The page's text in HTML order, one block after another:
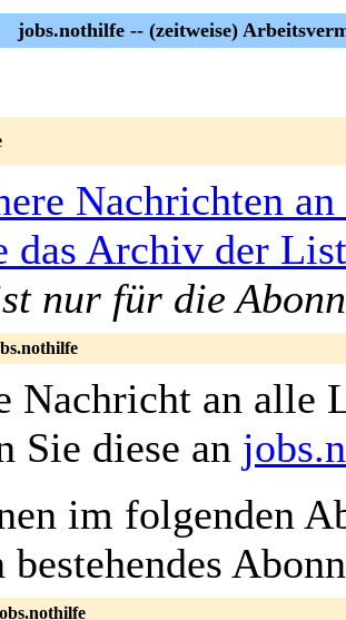
jobs.nothilfe -- (zeitweise)
Nachrichten an
das Archiv der
nur für die
Nachricht an alle
Sie diese an
im folgenden
bestehendes